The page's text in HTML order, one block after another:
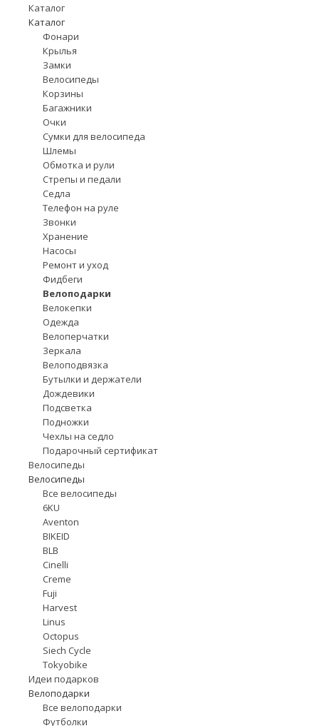
Каталог
Каталог
Фонари
Крылья
Замки
Велосипеды
Корзины
Багажники
Очки
Сумки для велосипеда
Шлемы
Обмотка и рули
Стрепы и педали
Седла
Телефон на руле
Звонки
Хранение
Насосы
Ремонт и уход
Фидбеги
Велоподарки
Велокепки
Одежда
Велоперчатки
Зеркала
Велоподвязка
Бутылки и держатели
Дождевики
Подсветка
Подножки
Чехлы на седло
Подарочный сертификат
Велосипеды
Велосипеды
Все велосипеды
6KU
Aventon
BIKEID
BLB
Cinelli
Creme
Fuji
Harvest
Linus
Octopus
Siech Cycle
Tokyobike
Идеи подарков
Велоподарки
Все велоподарки
Футболки